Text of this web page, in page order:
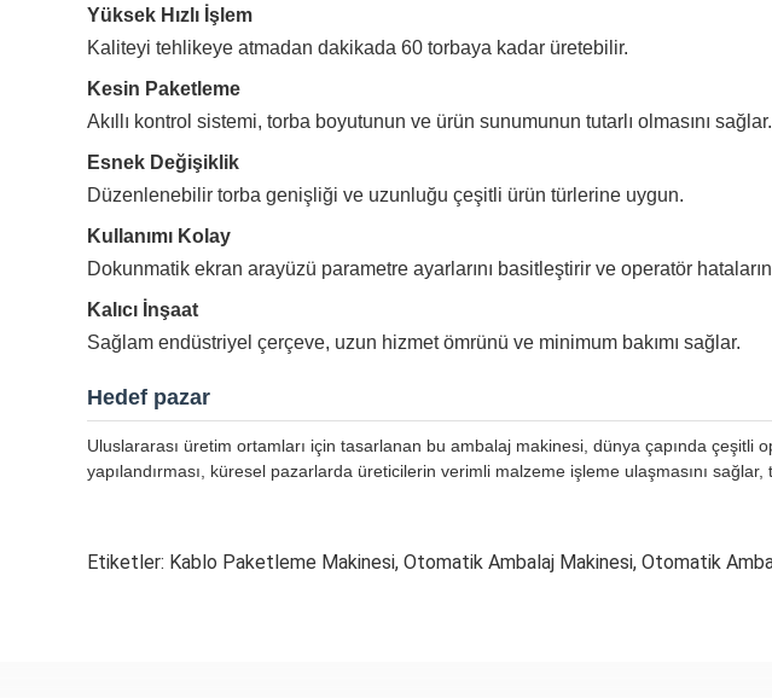
Yüksek Hızlı İşlem
Kaliteyi tehlikeye atmadan dakikada 60 torbaya kadar üretebilir.
Kesin Paketleme
Akıllı kontrol sistemi, torba boyutunun ve ürün sunumunun tutarlı olmasını sağlar.
Esnek Değişiklik
Düzenlenebilir torba genişliği ve uzunluğu çeşitli ürün türlerine uygun.
Kullanımı Kolay
Dokunmatik ekran arayüzü parametre ayarlarını basitleştirir ve operatör
Kalıcı İnşaat
Sağlam endüstriyel çerçeve, uzun hizmet ömrünü ve minimum bakımı sağlar.
Hedef pazar
Uluslararası üretim ortamları için tasarlanan bu ambalaj makinesi, dünya çapında çeşitli
yapılandırması, küresel pazarlarda üreticilerin verimli malzeme işleme ulaşmasını
Etiketler: Kablo Paketleme Makinesi, Otomatik Ambalaj Makinesi, Otomatik